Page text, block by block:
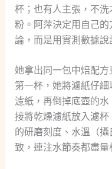
杯；也有人主張，不
粉。阿萍決定用自己
論，而是用實測數據說
她拿出同一包中焙配方
第一杯，她將濾紙仔
濾紙，再倒掉底壺的
接將乾燥濾紙放入濾
的研磨刻度、水溫（
致，連注水節奏都盡量